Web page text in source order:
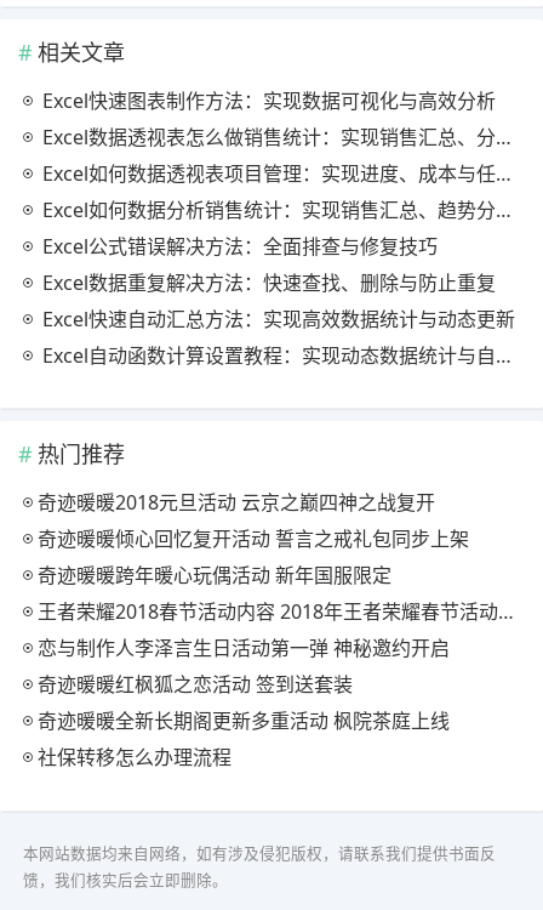
相关文章
Excel快速图表制作方法：实现数据可视化与高效分析
Excel数据透视表怎么做销售统计：实现销售汇总、分析与动态监控
Excel如何数据透视表项目管理：实现进度、成本与任务的高效分析
Excel如何数据分析销售统计：实现销售汇总、趋势分析与业绩优化
Excel公式错误解决方法：全面排查与修复技巧
Excel数据重复解决方法：快速查找、删除与防止重复
Excel快速自动汇总方法：实现高效数据统计与动态更新
Excel自动函数计算设置教程：实现动态数据统计与自动更新
热门推荐
奇迹暖暖2018元旦活动 云京之巅四神之战复开
奇迹暖暖倾心回忆复开活动 誓言之戒礼包同步上架
奇迹暖暖跨年暖心玩偶活动 新年国服限定
王者荣耀2018春节活动内容 2018年王者荣耀春节活动大全
恋与制作人李泽言生日活动第一弹 神秘邀约开启
奇迹暖暖红枫狐之恋活动 签到送套装
奇迹暖暖全新长期阁更新多重活动 枫院茶庭上线
社保转移怎么办理流程
本网站数据均来自网络，如有涉及侵犯版权，请联系我们提供书面反
馈，我们核实后会立即删除。